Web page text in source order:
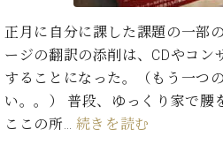
ヒ
シ
ュ
タ
イ
ン
レ
る
こ
と
音
シ
ュ
イ
ン
の
ン
ド
ヒ
ス
ト
リ
ら
の
お
知
ら
せ
録
音
し
い！
と
ン・
サ
ロ
会
員
正月に自分に課した課題の一部
ージの翻訳の添削は、CDやコン
することになった。（もう一つ
い。。） 普段、ゆっくり家で腰
ここの所… 続きを読む